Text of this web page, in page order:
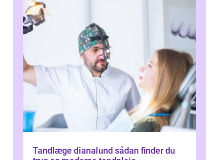
Tandlæge dianalund sådan finder du